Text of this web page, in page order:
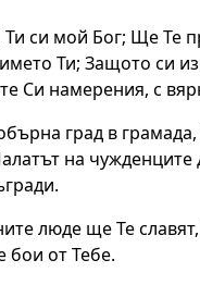
Ти си мой Бог; Ще Те
Ти; Защото си
Си намерения, с
град в
на чужденците
люде ще Те
бои от Тебе.